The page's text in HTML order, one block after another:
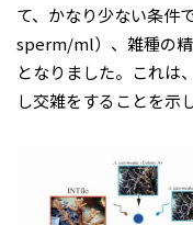
て、かなり少ない条件
sperm/ml）、雑種の
となりました。これは
し交雑をすることを示